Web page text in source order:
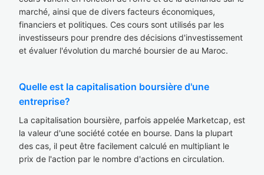
marché, ainsi que de divers facteurs économiques,
financiers et politiques. Ces cours sont utilisés par les
investisseurs pour prendre des décisions d'investissement
et évaluer l'évolution du marché boursier de au Maroc.
Quelle est la capitalisation boursière d'une
entreprise?
La capitalisation boursière, parfois appelée Marketcap, est
la valeur d'une société cotée en bourse. Dans la plupart
des cas, il peut être facilement calculé en multipliant le
prix de l'action par le nombre d'actions en circulation.